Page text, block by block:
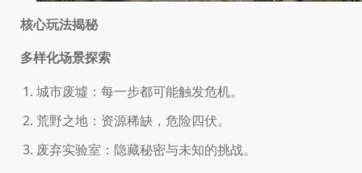
核心玩法揭秘
多样化场景探索
城市废墟：每一步都可能触发危机。
荒野之地：资源稀缺，危险四伏。
废弃实验室：隐藏秘密与未知的挑战。